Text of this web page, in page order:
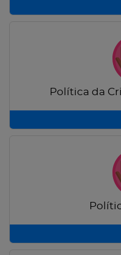
Política da